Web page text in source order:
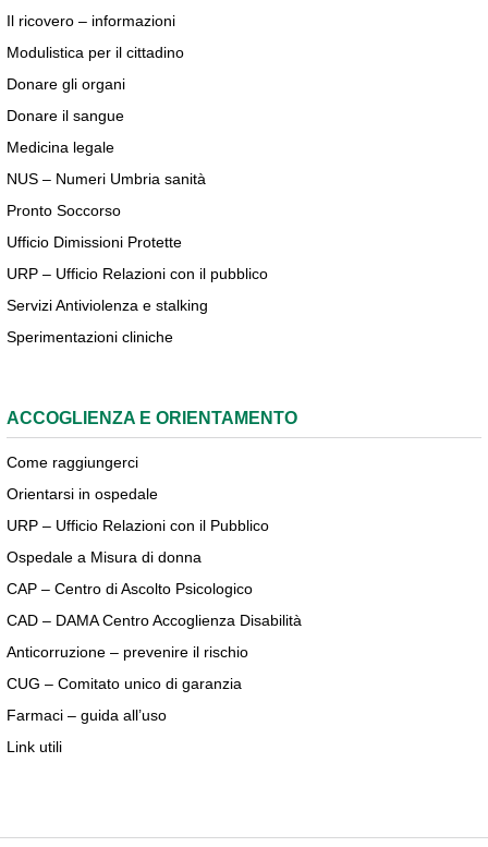
Il ricovero – informazioni
Modulistica per il cittadino
Donare gli organi
Donare il sangue
Medicina legale
NUS – Numeri Umbria sanità
Pronto Soccorso
Ufficio Dimissioni Protette
URP – Ufficio Relazioni con il pubblico
Servizi Antiviolenza e stalking
Sperimentazioni cliniche
ACCOGLIENZA E ORIENTAMENTO
Come raggiungerci
Orientarsi in ospedale
URP – Ufficio Relazioni con il Pubblico
Ospedale a Misura di donna
CAP – Centro di Ascolto Psicologico
CAD – DAMA Centro Accoglienza Disabilità
Anticorruzione – prevenire il rischio
CUG – Comitato unico di garanzia
Farmaci – guida all’uso
Link utili